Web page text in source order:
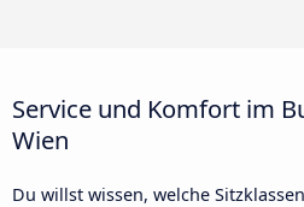
Service und Komfort im
Wien
Du willst wissen, welche